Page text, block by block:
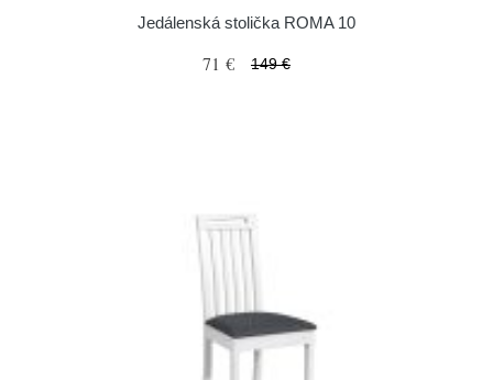
Jedálenská stolička ROMA 10
71 € 149 €